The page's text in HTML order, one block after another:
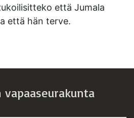
että Jumala
että hän terve.
vapaaseurakunta